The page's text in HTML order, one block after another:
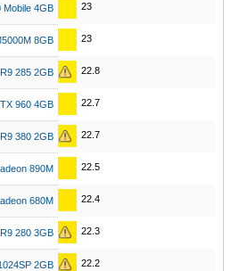
Mobile 4GB 23
8GB 23
285 2GB 22.8
960 4GB 22.7
380 2GB 22.7
890M 22.5
680M 22.4
280 3GB 22.3
2GB 22.2